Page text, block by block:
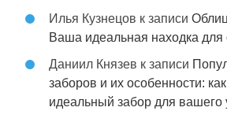
Илья Кузнецов к записи
Ваша идеальная находка для
Даниил Князев к записи
заборов и их особенности:
идеальный забор для вашего